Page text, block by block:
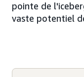
pointe de
vaste potentiel